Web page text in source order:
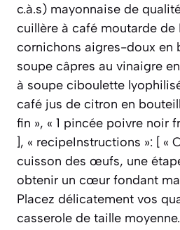
c.à.s) mayonnaise de
cuillère à café moutarde de
cornichons aigres-doux en
soupe câpres au vinaigre
à soupe ciboulette
café jus de citron en
fin », « 1 pincée poivre noir
], « recipeInstructions »: [ «
cuisson des œufs, une
obtenir un cœur fondant
Placez délicatement vos
casserole de taille